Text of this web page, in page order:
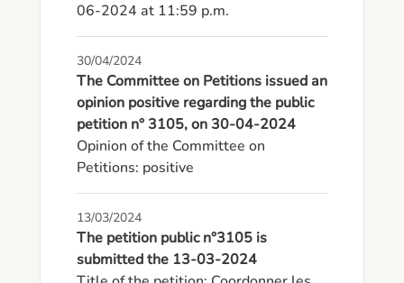
06-2024 at 11:59 p.m.
30/04/2024
The Committee on Petitions issued an
opinion positive regarding the public
petition n° 3105, on 30-04-2024
Opinion of the Committee on
Petitions: positive
13/03/2024
The petition public n°3105 is
submitted the 13-03-2024